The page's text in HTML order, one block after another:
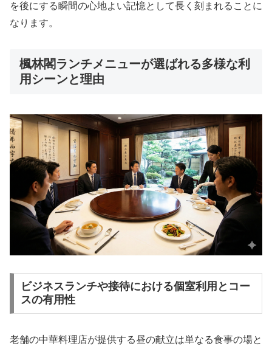
を後にする瞬間の心地よい記憶として長く刻まれることに
なります。
楓林閣ランチメニューが選ばれる多様な利
用シーンと理由
ビジネスランチや接待における個室利用とコー
スの有用性
老舗の中華料理店が提供する昼の献立は単なる食事の場と